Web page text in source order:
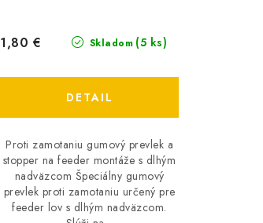
Skladom (5 ks)
1,80 €
DETAIL
Proti zamotaniu gumový prevlek a
stopper na feeder montáže s dlhým
nadväzcom Špeciálny gumový
prevlek proti zamotaniu určený pre
feeder lov s dlhým nadväzcom.